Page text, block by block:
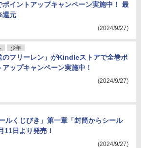
ポイントアップキャンペーン実施中！ 最
還元
(2024/9/27)
少年
のフリーレン」がKindleストアで全巻ポ
アップキャンペーン実施中！
(2024/9/27)
ルくじびき」第一章「封筒からシール
11日より発売！
(2024/9/27)